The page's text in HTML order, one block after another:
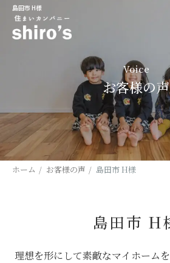
島田市 H様
Voice
お客様の声
ホーム お客様の声 島田市 H様
島田市 H
理想を形にして素敵なマイホーム